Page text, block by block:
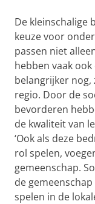
De kleinschalige
keuze voor
passen niet
hebben vaak
belangrijker nog,
regio. Door de
bevorderen
de kwaliteit van
‘Ook als deze
rol spelen,
gemeenschap.
de
spelen in de